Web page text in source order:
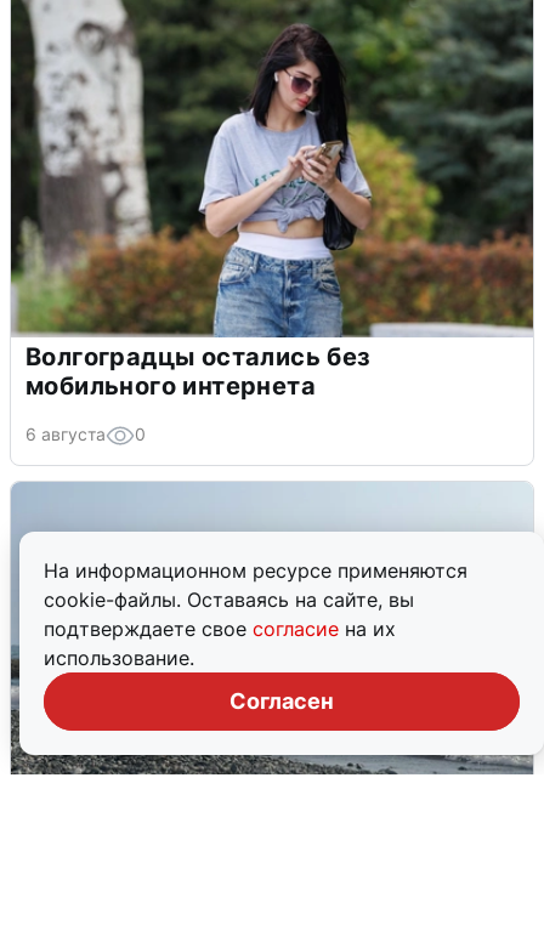
На информационном ресурсе применяются
cookie-файлы. Оставаясь на сайте, вы
подтверждаете свое согласие на их
использование.
Согласен
Волгоградцы остались без
мобильного интернета
6 августа 0